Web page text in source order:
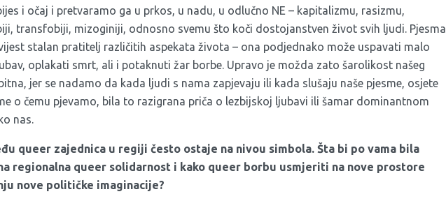
i očaj i pretvaramo ga u prkos, u nadu, u odlučno NE – kapitalizmu, rasizmu,
transfobiji, mizoginiji, odnosno svemu što koči dostojanstven život svih ljudi. Pjesma
stalan pratitelj različitih aspekata života – ona podjednako može uspavati malo
oplakati smrt, ali i potaknuti žar borbe. Upravo je možda zato šarolikost našeg
jer se nadamo da kada ljudi s nama zapjevaju ili kada slušaju naše pjesme, osjete
o čemu pjevamo, bila to razigrana priča o lezbijskoj ljubavi ili šamar dominantnom
nas.
queer zajednica u regiji često ostaje na nivou simbola. Šta bi po vama bila
regionalna queer solidarnost i kako queer borbu usmjeriti na nove prostore
nove političke imaginacije?